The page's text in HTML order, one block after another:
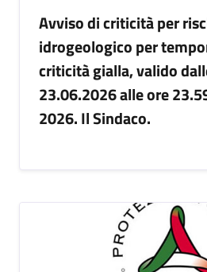
Avviso di criticità per
idrogeologico per
criticità gialla, valido
23.06.2026 alle ore
2026. Il Sindaco.